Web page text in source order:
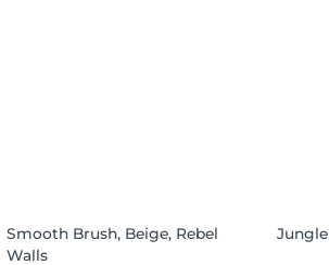
Smooth Brush, Beige, Rebel
Walls